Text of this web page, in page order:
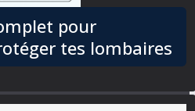
pour
tes lombaires